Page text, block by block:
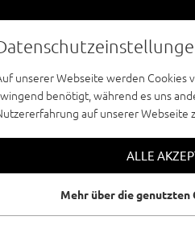
vonÖsterreichischer
unserer Webseite werden Cookies
benötigt, während es uns
auf unserer Webseite
ALLE
Mehr über die